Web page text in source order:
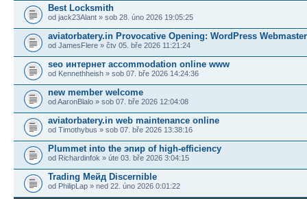
Best Locksmith
od jack23Alant » sob 28. úno 2026 19:05:25
aviatorbatery.in Provocative Opening: WordPress
od JamesFlere » čtv 05. bře 2026 11:21:24
seo интернет accommodation online www
od Kennethheish » sob 07. bře 2026 14:24:36
new member welcome
od AaronBlalo » sob 07. bře 2026 12:04:08
aviatorbatery.in web maintenance online
od Timothybus » sob 07. bře 2026 13:38:16
Plummet into the эпир of high-efficiency
od Richardinfok » úte 03. bře 2026 3:04:15
Trading Мейд Discernible
od PhilipLap » ned 22. úno 2026 0:01:22